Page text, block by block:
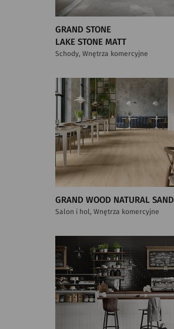
GRAND STONE
LAKE STONE MATT
Schody, Wnętrza komercyjne
GRAND WOOD NATURAL SAND
Salon i hol, Wnętrza komercyjne